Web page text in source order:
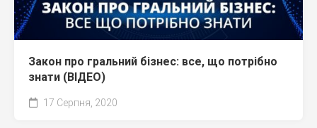
Закон про гральний бізнес: все, що потрібно
знати (ВІДЕО)
17 Серпня, 2020